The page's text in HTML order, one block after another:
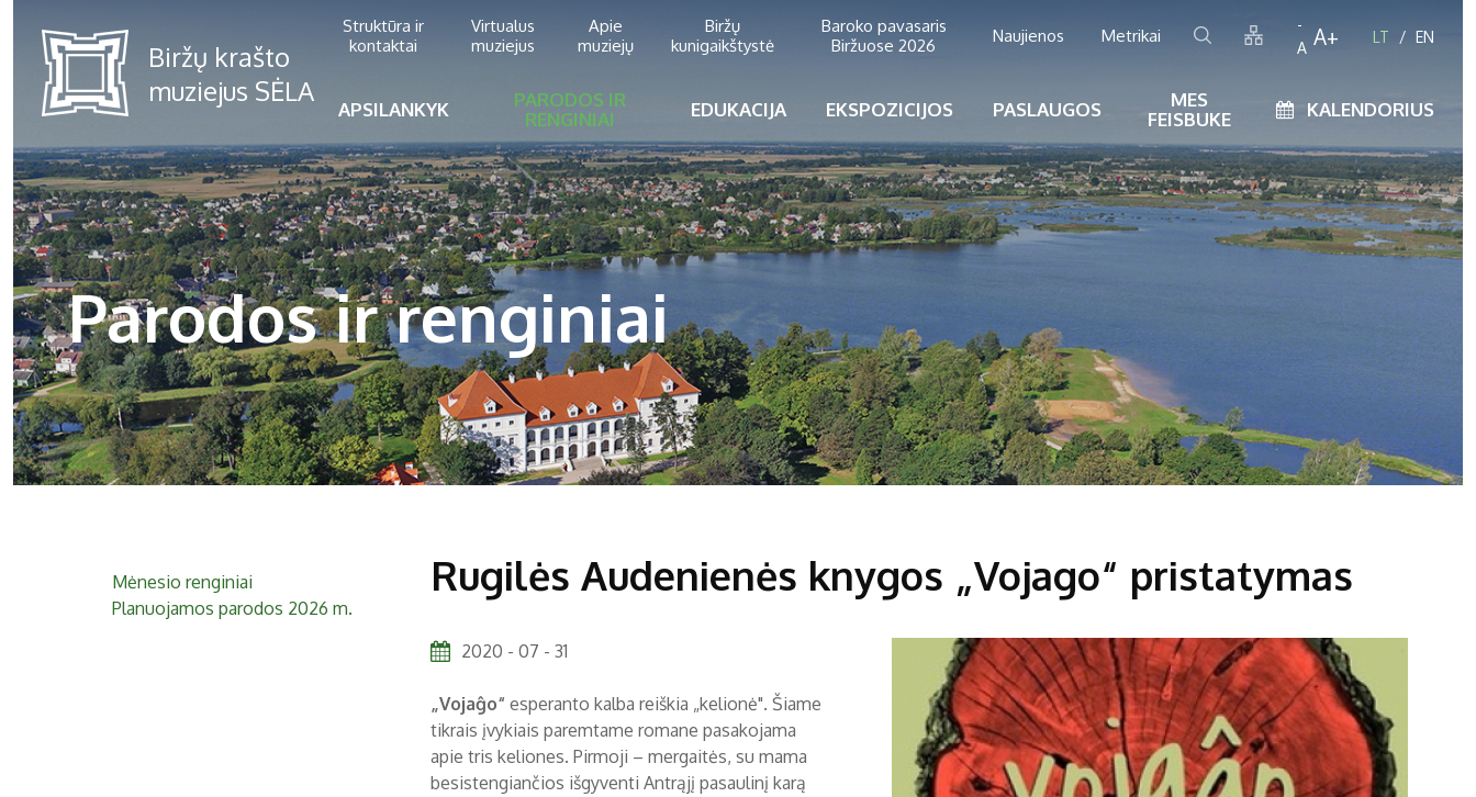
Struktūra ir
kontaktai
Virtualus
muziejus
Apie
muziejų
Biržų
kunigaikštystė
Baroko pavasaris
Biržuose 2026
Naujienos Metrikai
-
A A+ LT EN
APSILANKYK
PARODOS IR
RENGINIAI
EDUKACIJA EKSPOZICIJOS PASLAUGOS
MES
FEISBUKE
KALENDORIUS
Parodos ir renginiai
Mėnesio renginiai
Planuojamos parodos 2026 m.
Rugilės Audenienės knygos „Vojago“ pristatymas
2020 - 07 - 31
„Vojaĝo“ esperanto kalba reiškia „kelionė". Šiame
tikrais įvykiais paremtame romane pasakojama
apie tris keliones. Pirmoji – mergaitės, su mama
besistengiančios išgyventi Antrąjį pasaulinį karą